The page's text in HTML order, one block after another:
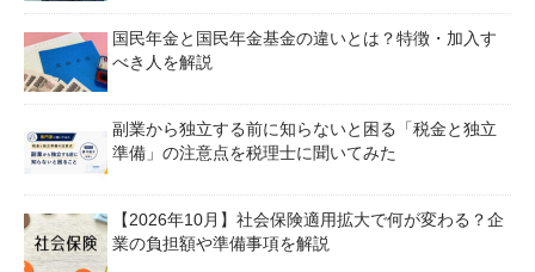
国民年金と国民年金基金の違いとは？特徴・加入す
べき人を解説
副業から独立する前に知らないと困る「税金と独立
準備」の注意点を税理士に聞いてみた
【2026年10月】社会保険適用拡大で何が変わる？企
業の負担額や準備事項を解説